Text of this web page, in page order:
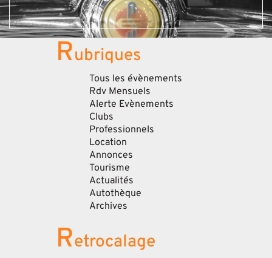
Rubriques
Tous les évènements
Rdv Mensuels
Alerte Evènements
Clubs
Professionnels
Location
Annonces
Tourisme
Actualités
Autothèque
Archives
Retrocalage